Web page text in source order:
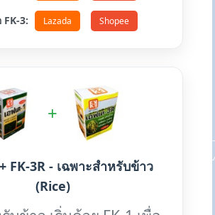
FK-3: Lazada Shopee
+
FK-3R - เฉพาะสำหรับข้าว
(Rice)